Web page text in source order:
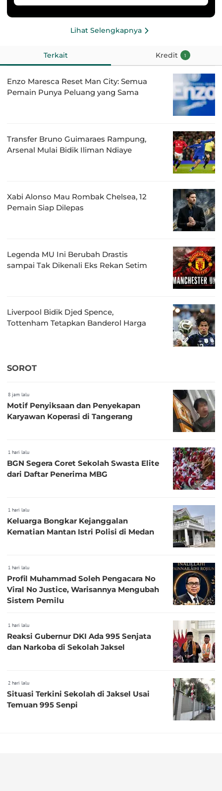
Lihat Selengkapnya
Terkait Kredit 1
Enzo Maresca Reset Man City: Semua
Pemain Punya Peluang yang Sama
Transfer Bruno Guimaraes Rampung,
Arsenal Mulai Bidik Iliman Ndiaye
Xabi Alonso Mau Rombak Chelsea, 12
Pemain Siap Dilepas
Legenda MU Ini Berubah Drastis
sampai Tak Dikenali Eks Rekan Setim
Liverpool Bidik Djed Spence,
Tottenham Tetapkan Banderol Harga
SOROT
8 jam lalu
Motif Penyiksaan dan Penyekapan
Karyawan Koperasi di Tangerang
1 hari lalu
BGN Segera Coret Sekolah Swasta Elite
dari Daftar Penerima MBG
1 hari lalu
Keluarga Bongkar Kejanggalan
Kematian Mantan Istri Polisi di Medan
1 hari lalu
Profil Muhammad Soleh Pengacara No
Viral No Justice, Warisannya Mengubah
Sistem Pemilu
1 hari lalu
Reaksi Gubernur DKI Ada 995 Senjata
dan Narkoba di Sekolah Jaksel
2 hari lalu
Situasi Terkini Sekolah di Jaksel Usai
Temuan 995 Senpi